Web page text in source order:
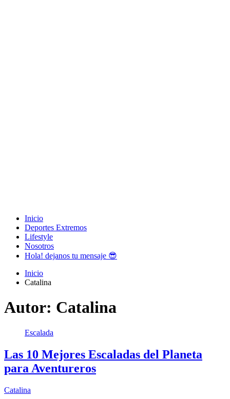
Inicio
Deportes Extremos
Lifestyle
Nosotros
Hola! dejanos tu mensaje 😎
Inicio
Catalina
Autor: Catalina
Escalada
Las 10 Mejores Escaladas del Planeta
para Aventureros
Catalina